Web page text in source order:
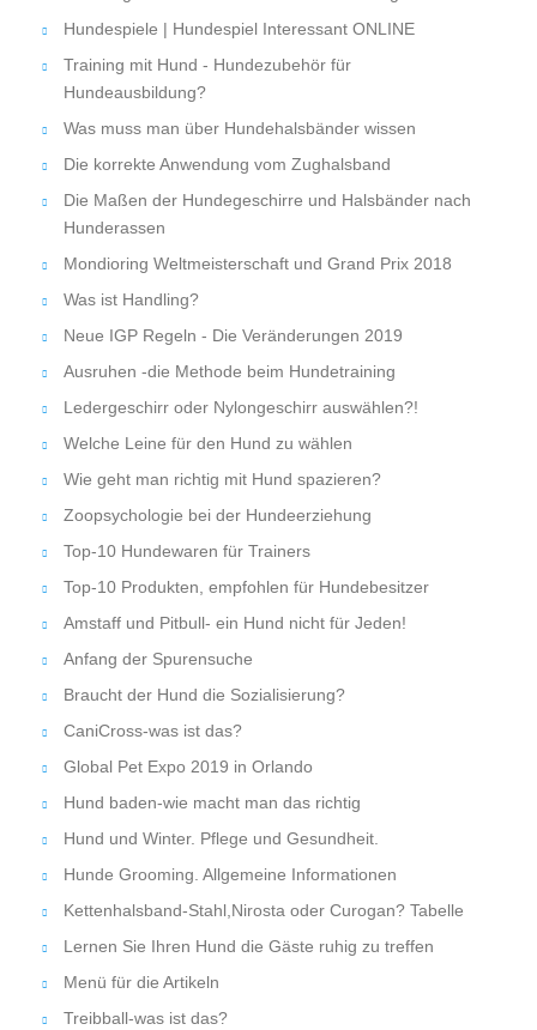
Hundespiele | Hundespiel Interessant ONLINE
Training mit Hund - Hundezubehör für
Hundeausbildung?
Was muss man über Hundehalsbänder wissen
Die korrekte Anwendung vom Zughalsband
Die Maßen der Hundegeschirre und Halsbänder nach
Hunderassen
Mondioring Weltmeisterschaft und Grand Prix 2018
Was ist Handling?
Neue IGP Regeln - Die Veränderungen 2019
Ausruhen -die Methode beim Hundetraining
Ledergeschirr oder Nylongeschirr auswählen?!
Welche Leine für den Hund zu wählen
Wie geht man richtig mit Hund spazieren?
Zoopsychologie bei der Hundeerziehung
Top-10 Hundewaren für Trainers
Top-10 Produkten, empfohlen für Hundebesitzer
Amstaff und Pitbull- ein Hund nicht für Jeden!
Anfang der Spurensuche
Braucht der Hund die Sozialisierung?
CaniCross-was ist das?
Global Pet Expo 2019 in Orlando
Hund baden-wie macht man das richtig
Hund und Winter. Pflege und Gesundheit.
Hunde Grooming. Allgemeine Informationen
Kettenhalsband-Stahl,Nirosta oder Curogan? Tabelle
Lernen Sie Ihren Hund die Gäste ruhig zu treffen
Menü für die Artikeln
Treibball-was ist das?